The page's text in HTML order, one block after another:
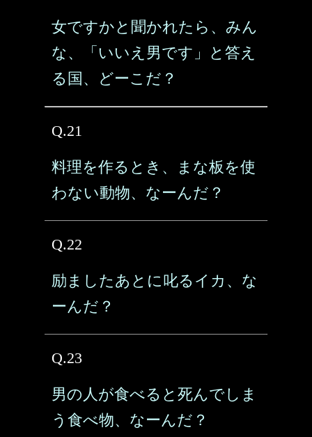
女ですかと聞かれたら、みん
な、「いいえ男です」と答え
る国、どーこだ？
Q.21
料理を作るとき、まな板を使
わない動物、なーんだ？
Q.22
励ましたあとに叱るイカ、な
ーんだ？
Q.23
男の人が食べると死んでしま
う食べ物、なーんだ？